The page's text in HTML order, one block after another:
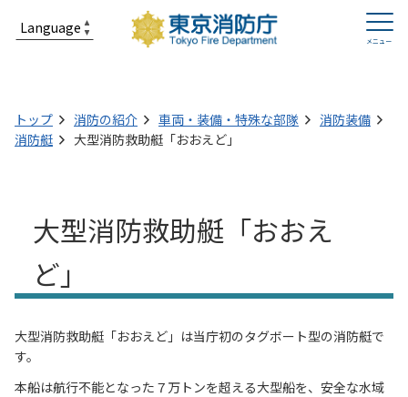
トップ 消防の紹介 車両・装備・特殊な部隊
消防装備
消防艇
大型消防救助艇「おおえど」
大型消防救助艇「おおえ
ど」
大型消防救助艇「おおえど」は当庁初のタグボート型の消防艇で
す。
本船は航行不能となった７万トンを超える大型船を、安全な水域